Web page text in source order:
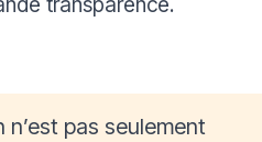
pas seulement